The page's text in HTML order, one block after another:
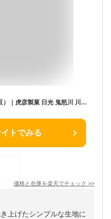
日光国立公園銘菓 きぬの清流（小豆）｜虎彦製菓 日光 鬼怒川 川治 栃木県を訪れる大勢のお客様にご愛顧をいただいている銘菓 栃木 お土産 バターなどの油脂 保存料 合成着色料は一切不使用 ギフト 栃木県産品 日光市
トでみる
価格と在庫を楽天でチェック >>
上げたシンプルな生地に